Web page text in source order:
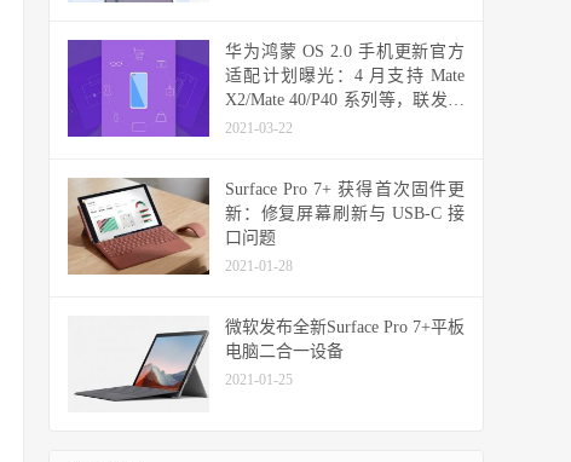
华为鸿蒙 OS 2.0 手机更新官方
适配计划曝光：4 月支持 Mate
X2/Mate 40/P40 系列等，联发科
天玑机型可能无缘
2021-03-22
Surface Pro 7+ 获得首次固件更
新：修复屏幕刷新与 USB-C 接
口问题
2021-01-28
微软发布全新Surface Pro 7+平板
电脑二合一设备
2021-01-25